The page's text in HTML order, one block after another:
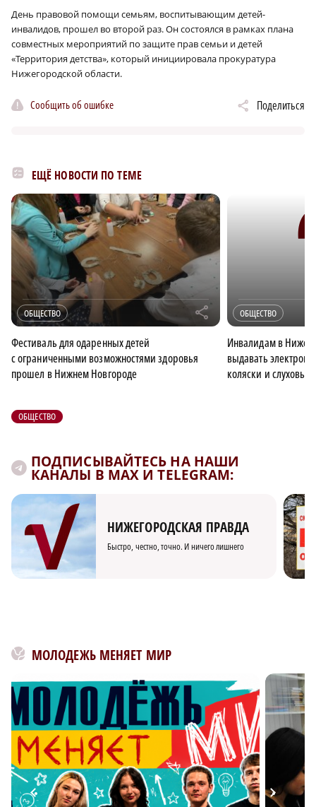
День правовой помощи семьям, воспитывающим детей-
инвалидов, прошел во второй раз. Он состоялся в рамках плана
совместных мероприятий по защите прав семьи и детей
«Территория детства», который инициировала прокуратура
Нижегородской области.
Сообщить об ошибке Поделиться
ЕЩЁ НОВОСТИ ПО ТЕМЕ
ОБЩЕСТВО r
Фестиваль для одаренных детей
с ограниченными возможностями здоровья
прошел в Нижнем Новгороде
ОБЩЕСТВО
Инвалидам в
выдавать
коляски и
ОБЩЕСТВО
ПОДПИСЫВАЙТЕСЬ НА НАШИ
КАНАЛЫ В MAX И TELEGRAM:
НИЖЕГОРОДСКАЯ ПРАВДА
Быстро, честно, точно. И ничего лишнего
МОЛОДЕЖЬ МЕНЯЕТ МИР